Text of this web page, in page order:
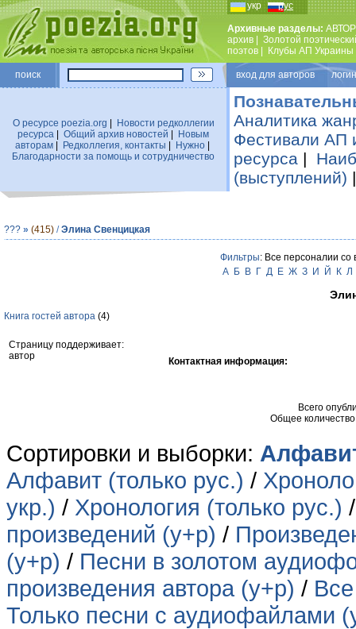
укр рус
Архивные разделы:
архив
Золотой
поэтов
Клубы АП Украины
поиск вход для авторов
О ресурсе poezia.org
Новости редколлегии
ресурса
Общий архив новостей
Новым
авторам| Редколлегия, контакты Нужно|
Благодарности за помощь и сотрудничество
Аналитика
Фестивали АП
ресурса |
(выступлений)
??? » (415) /Элина Свенцицкая
Фильтры: Все персоналии со
А
Б В Г Д Е Ж З И Й К Л
Книга гостей автора (4)
Страницу поддерживает:
автор
Контактная информация:
Всего
Общее
Сортировки и выборки:
Алфавит (только рус.) /
укр.) / Хронология (только рус.)
произведений (у+р) /
(у+р) / Песни в золотом
произведения автора (у+р) /
Только песни с аудиофайлами